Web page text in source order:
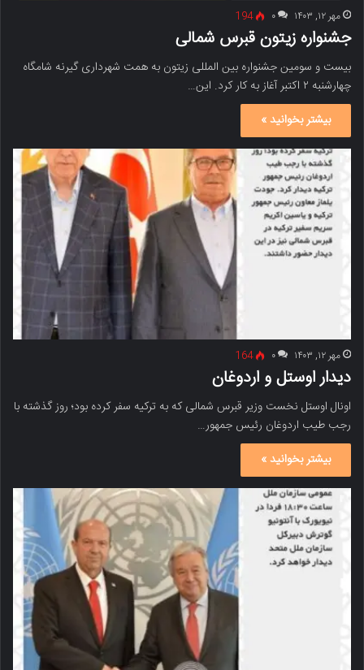
مهر ۱۲, ۱۴۰۳ ۰ 194
جشنواره زیتون قبرس شمالی
بیست و سومین جشنواره بین المللی زیتون به همت شهرداری گیرنه شامگاه
چهارشنبه ۲ اکتبر آغاز به کار کرد. این…
بیشتر بخوانید »
مهر ۱۲, ۱۴۰۳ ۰ 164
دیدار اوستل و اردوغان
اونال اوستل نخست وزیر قبرس شمالی که به ترکیه سفر کرده بود؛ روز گذشته با
رجب طیب اردوغان رئیس جمهور…
بیشتر بخوانید »